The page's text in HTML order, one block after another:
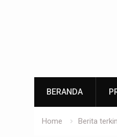
BERANDA
Home Berita